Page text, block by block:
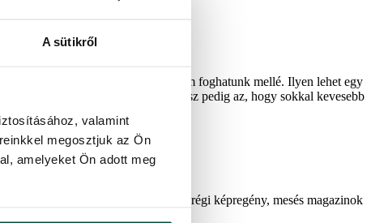
A sütikről
valamint
megosztjuk az Ön
amelyeket Ön adott meg
élményt ajándékozunk, azzal sosem foghatunk mellé. Ilyen lehet egy
a szeretteinknek. A bónusz pedig az, hogy sokkal kevesebb
Ilyenül szolgálhat például egy régi képregény, mesés magazinok